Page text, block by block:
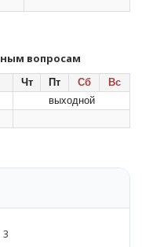
вопросам
Чт Пт Сб
Вс
выходной
3